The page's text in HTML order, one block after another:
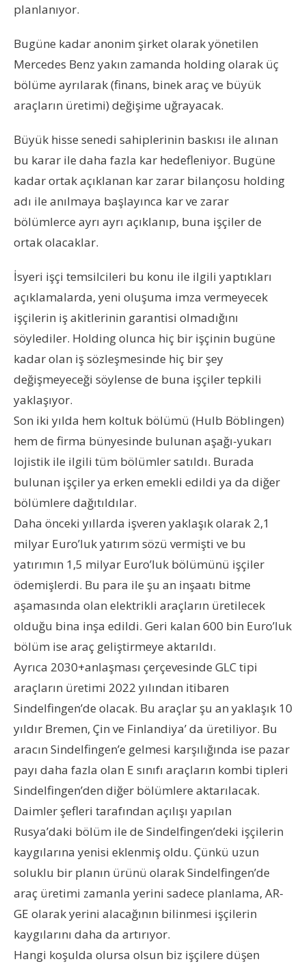
planlanıyor.
Bugüne kadar anonim şirket olarak yönetilen
Mercedes Benz yakın zamanda holding olarak üç
bölüme ayrılarak (finans, binek araç ve büyük
araçların üretimi) değişime uğrayacak.
Büyük hisse senedi sahiplerinin baskısı ile alınan
bu karar ile daha fazla kar hedefleniyor. Bugüne
kadar ortak açıklanan kar zarar bilançosu holding
adı ile anılmaya başlayınca kar ve zarar
bölümlerce ayrı ayrı açıklanıp, buna işçiler de
ortak olacaklar.
İsyeri işçi temsilcileri bu konu ile ilgili yaptıkları
açıklamalarda, yeni oluşuma imza vermeyecek
işçilerin iş akitlerinin garantisi olmadığını
söylediler. Holding olunca hiç bir işçinin bugüne
kadar olan iş sözleşmesinde hiç bir şey
değişmeyeceği söylense de buna işçiler tepkili
yaklaşıyor.
Son iki yılda hem koltuk bölümü (Hulb Böblingen)
hem de firma bünyesinde bulunan aşağı-yukarı
lojistik ile ilgili tüm bölümler satıldı. Burada
bulunan işçiler ya erken emekli edildi ya da diğer
bölümlere dağıtıldılar.
Daha önceki yıllarda işveren yaklaşık olarak 2,1
milyar Euro’luk yatırım sözü vermişti ve bu
yatırımın 1,5 milyar Euro’luk bölümünü işçiler
ödemişlerdi. Bu para ile şu an inşaatı bitme
aşamasında olan elektrikli araçların üretilecek
olduğu bina inşa edildi. Geri kalan 600 bin Euro’luk
bölüm ise araç geliştirmeye aktarıldı.
Ayrıca 2030+anlaşması çerçevesinde GLC tipi
araçların üretimi 2022 yılından itibaren
Sindelfingen’de olacak. Bu araçlar şu an yaklaşık 10
yıldır Bremen, Çin ve Finlandiya’ da üretiliyor. Bu
aracın Sindelfingen’e gelmesi karşılığında ise pazar
payı daha fazla olan E sınıfı araçların kombi tipleri
Sindelfingen’den diğer bölümlere aktarılacak.
Daimler şefleri tarafından açılışı yapılan
Rusya’daki bölüm ile de Sindelfingen’deki işçilerin
kaygılarına yenisi eklenmiş oldu. Çünkü uzun
soluklu bir planın ürünü olarak Sindelfingen’de
araç üretimi zamanla yerini sadece planlama, AR-
GE olarak yerini alacağının bilinmesi işçilerin
kaygılarını daha da artırıyor.
Hangi koşulda olursa olsun biz işçilere düşen